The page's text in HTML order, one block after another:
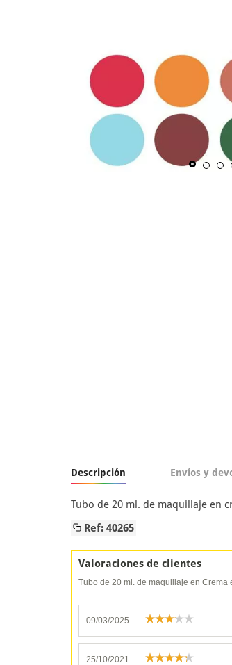
Descripción Envíos y
Tubo de 20 ml. de maquillaje en
Ref: 40265
Valoraciones de clientes
Tubo de 20 ml. de maquillaje en Crema
09/03/2025
25/10/2021